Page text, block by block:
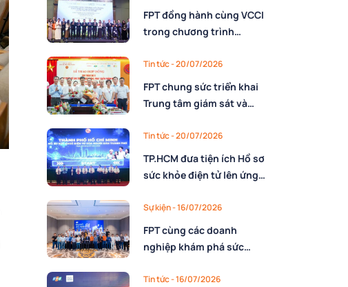
FPT đồng hành cùng VCCI
trong chương trình
nguyên mới
Tin tức- 20/07/2026
FPT chung sức triển khai
Trung tâm giám sát và
cho Cục Dự trữ Nhà nước,
Bộ Tài chính
Tin tức- 20/07/2026
TP.HCM đưa tiện ích Hồ sơ
sức khỏe điện tử lên ứng
đồng hành triển khai của
FPT
Sự kiện- 16/07/2026
FPT cùng các doanh
nghiệp khám phá sức
lực vận hành
Tin tức- 16/07/2026